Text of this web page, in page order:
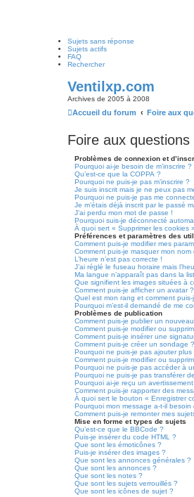
Sujets sans réponse
Sujets actifs
FAQ
Rechercher
Ventilxp.com
Archives de 2005 à 2008
Accueil du forum Foire aux
Foire aux questions
Problèmes de connexion et
Pourquoi ai-je besoin de m’inscrire ?
Qu’est-ce que la COPPA ?
Pourquoi ne puis-je pas m’inscrire ?
Je suis inscrit mais je ne peux pas
Pourquoi ne puis-je pas me
Je m’étais déjà inscrit par le passé
J’ai perdu mon mot de passe !
Pourquoi suis-je déconnecté
À quoi sert « Supprimer les cookies
Préférences et paramètres des
Comment puis-je modifier mes
Comment puis-je masquer mon
L’heure n’est pas correcte !
J’ai réglé le fuseau horaire mais
Ma langue n’apparaît pas dans la
Que signifient les images situées à
Comment puis-je afficher un avatar ?
Quel est mon rang et comment puis-
Pourquoi m’est-il demandé de me
Problèmes de publication
Comment puis-je publier un
Comment puis-je modifier ou
Comment puis-je insérer une
Comment puis-je créer un sondage ?
Pourquoi ne puis-je pas ajouter plus
Comment puis-je modifier ou
Pourquoi ne puis-je pas accéder à
Pourquoi ne puis-je pas transférer
Pourquoi ai-je reçu un avertissement
Comment puis-je rapporter des
À quoi sert le bouton « Enregistrer
Pourquoi mon message a-t-il besoin
Comment puis-je remonter mes
Mise en forme et types de sujets
Qu’est-ce que le BBCode ?
Puis-je insérer du code HTML ?
Que sont les émoticônes ?
Puis-je insérer des images ?
Que sont les annonces générales ?
Que sont les annonces ?
Que sont les notes ?
Que sont les sujets verrouillés ?
Que sont les icônes de sujet ?